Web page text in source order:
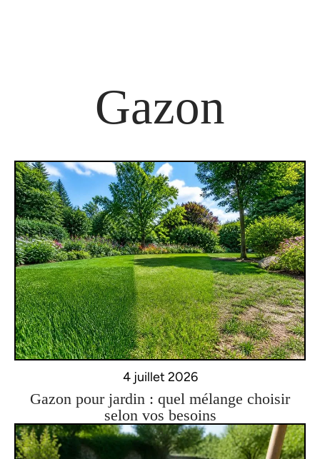
Gazon
4 juillet 2026
Gazon pour jardin : quel mélange choisir
selon vos besoins